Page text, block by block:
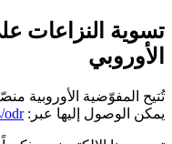
تسوية النزاعات
الأوروبي
يمكن الوصول إليها عبر:odr